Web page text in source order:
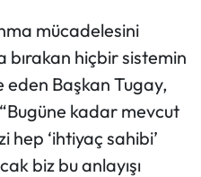
mücadelesini
bırakan hiçbir sistemin
eden Başkan Tugay,
kadar mevcut
hep ‘ihtiyaç sahibi’
biz bu anlayışı